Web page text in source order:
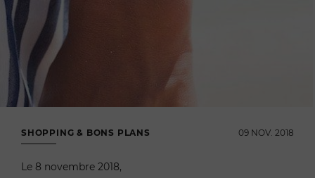
SHOPPING & BONS PLANS 09 NOV. 2018
Le 8 novembre 2018,